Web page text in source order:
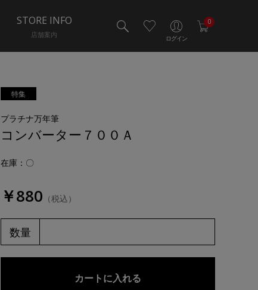
ログイン
0
STORE INFO
店舗案内
特集
プラチナ万年筆
コンバーター７００Ａ
在庫：〇
￥880 （税込）
数量